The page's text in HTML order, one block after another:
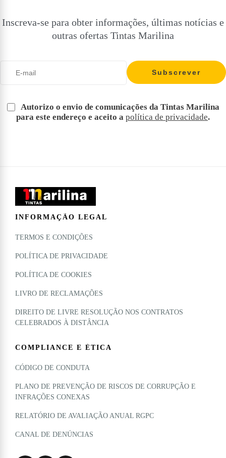
Inscreva-se para obter informações, últimas notícias e
outras ofertas Tintas Marilina
Autorizo o envio de comunicações da Tintas Marilina
para este endereço e aceito a política de privacidade.
INFORMAÇÃO LEGAL
TERMOS E CONDIÇÕES
POLÍTICA DE PRIVACIDADE
POLÍTICA DE COOKIES
LIVRO DE RECLAMAÇÕES
DIREITO DE LIVRE RESOLUÇÃO NOS CONTRATOS
CELEBRADOS À DISTÂNCIA
COMPLIANCE E ÉTICA
CÓDIGO DE CONDUTA
PLANO DE PREVENÇÃO DE RISCOS DE CORRUPÇÃO E
INFRAÇÕES CONEXAS
RELATÓRIO DE AVALIAÇÃO ANUAL RGPC
CANAL DE DENÚNCIAS